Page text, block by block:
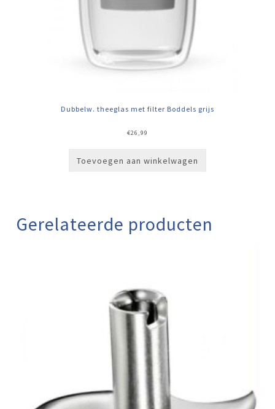
Dubbelw. theeglas met filter Boddels grijs
€26,99
Toevoegen aan winkelwagen
Gerelateerde producten